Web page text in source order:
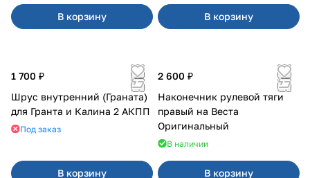
В корзину В корзину
1 700 ₽
Шрус внутренний (Граната)
для Гранта и Калина 2 АКПП
Под заказ
В корзину
2 600 ₽
Наконечник рулевой тяги
правый на Веста
Оригинальный
В наличии
В корзину